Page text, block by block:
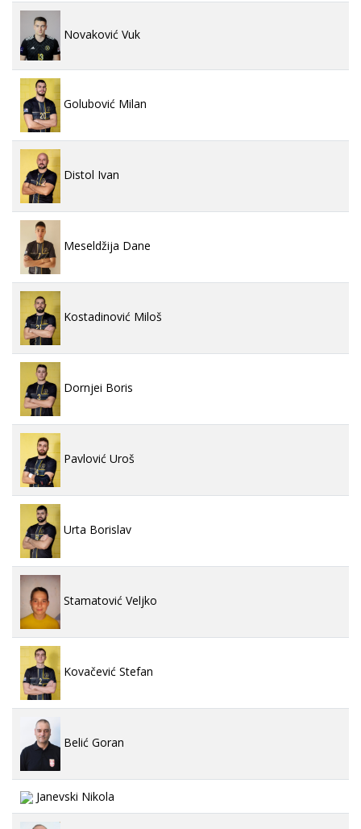
Novaković Vuk
Golubović Milan
Distol Ivan
Meseldžija Dane
Kostadinović Miloš
Dornjei Boris
Pavlović Uroš
Urta Borislav
Stamatović Veljko
Kovačević Stefan
Belić Goran
Janevski Nikola